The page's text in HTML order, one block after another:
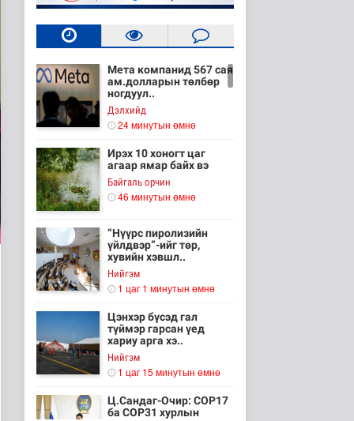
Мета компанид 567 сая
ам.долларын төлбөр
ногдуул..
Дэлхийд
24 минутын өмнө
Ирэх 10 хоногт цаг
агаар ямар байх вэ
Байгаль орчин
46 минутын өмнө
“Нүүрс пиролизийн
үйлдвэр”-ийг төр,
хувийн хэвшл..
Нийгэм
1 цаг 1 минутын өмнө
Цэнхэр бүсэд гал
түймэр гарсан үед
хариу арга хэ..
Нийгэм
1 цаг 15 минутын өмнө
Ц.Сандаг-Очир: COP17
ба COP31 хурлын